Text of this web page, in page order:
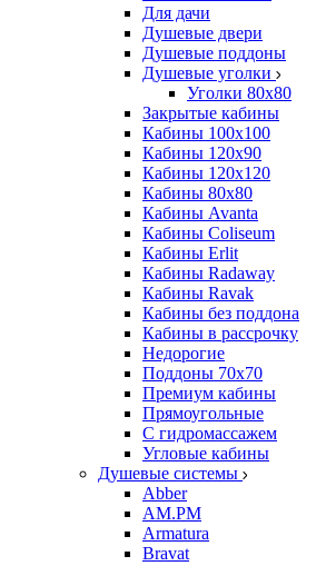
Для дачи
Душевые двери
Душевые поддоны
Душевые уголки
Уголки 80х80
Закрытые кабины
Кабины 100x100
Кабины 120x90
Кабины 120х120
Кабины 80х80
Кабины Avanta
Кабины Coliseum
Кабины Erlit
Кабины Radaway
Кабины Ravak
Кабины без поддона
Кабины в рассрочку
Недорогие
Поддоны 70x70
Премиум кабины
Прямоугольные
С гидромассажем
Угловые кабины
Душевые системы
Abber
AM.PM
Armatura
Bravat